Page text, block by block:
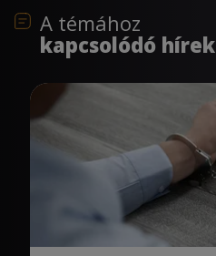
A témához
kapcsolódó hírek